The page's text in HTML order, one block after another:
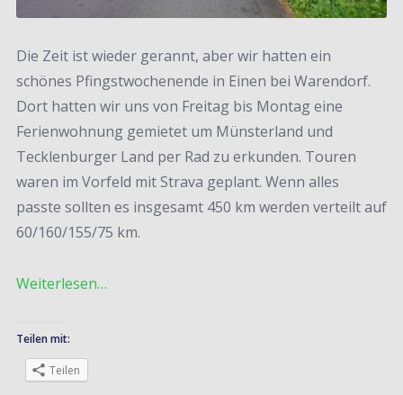
Die Zeit ist wieder gerannt, aber wir hatten ein
schönes Pfingstwochenende in Einen bei Warendorf.
Dort hatten wir uns von Freitag bis Montag eine
Ferienwohnung gemietet um Münsterland und
Tecklenburger Land per Rad zu erkunden. Touren
waren im Vorfeld mit Strava geplant. Wenn alles
passte sollten es insgesamt 450 km werden verteilt auf
60/160/155/75 km.
Weiterlesen…
Teilen mit:
Teilen